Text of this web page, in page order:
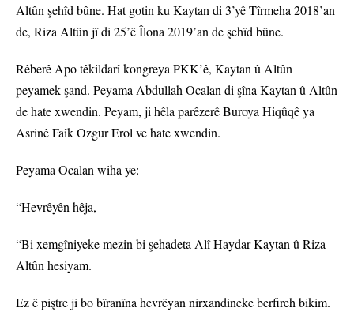
Altûn şehîd bûne. Hat gotin ku Kaytan di 3’yê Tîrmeha 2018’an
de, Riza Altûn jî di 25’ê Îlona 2019’an de şehîd bûne.
Rêberê Apo têkildarî kongreya PKK’ê, Kaytan û Altûn
peyamek şand. Peyama Abdullah Ocalan di şîna Kaytan û Altûn
de hate xwendin. Peyam, ji hêla parêzerê Buroya Hiqûqê ya
Asrinê Faîk Ozgur Erol ve hate xwendin.
Peyama Ocalan wiha ye:
“Hevrêyên hêja,
“Bi xemgîniyeke mezin bi şehadeta Alî Haydar Kaytan û Riza
Altûn hesiyam.
Ez ê piştre ji bo bîranîna hevrêyan nirxandineke berfireh bikim.